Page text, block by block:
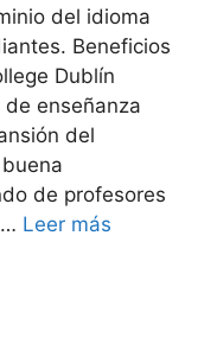
del idioma
Beneficios
Dublín
enseñanza
del
de profesores
Leer más